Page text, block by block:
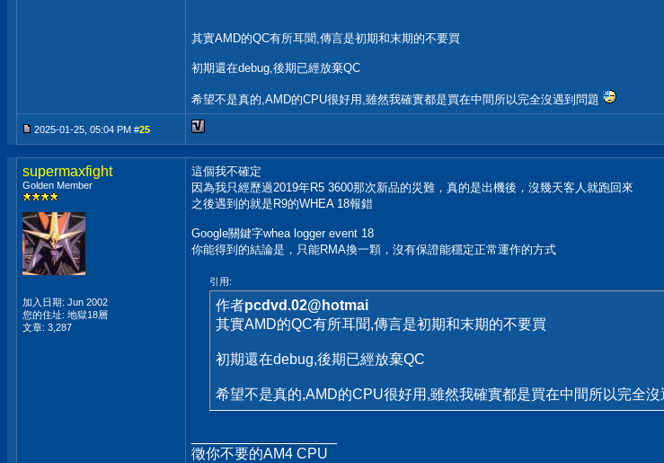
其實AMD的QC有所耳聞,傳言是初期和末期的不要買
初期還在debug,後期已經放棄QC
希望不是真的,AMD的CPU很好用,雖然我確實都是買在中間所以完全沒遇到問題
2025-01-25, 05:04 PM #25
supermaxfight
Golden Member
加入日期: Jun 2002
您的住址: 地獄18層
文章: 3,287
這個我不確定
因為我只經歷過2019年R5 3600那次新品的災難，真的是出機後，沒幾天客人就跑回來
之後遇到的就是R9的WHEA 18報錯
Google關鍵字whea logger event 18
你能得到的結論是，只能RMA換一顆，沒有保證能穩定正常運作的方式
引用:
作者pcdvd.02@hotmai
其實AMD的QC有所耳聞,傳言是初期和末期的不要買
初期還在debug,後期已經放棄QC
希望不是真的,AMD的CPU很好用,雖然我確實都是買在中間所以完全沒
徵你不要的AM4 CPU